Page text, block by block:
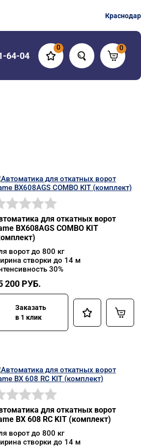
Краснодар
64-04
0 0
для откатных ворот
BX608AGS COMBO KIT
ворот до 800 кг
створки до 14 м
30%
200 РУБ.
Заказать
в 1 клик
для откатных ворот
BX 608 RC KIT (комплект)
ворот до 800 кг
створки до 14 м